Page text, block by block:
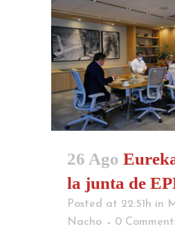
26 Ago
la junta de
Posted at 22:51h in
Nacho
0